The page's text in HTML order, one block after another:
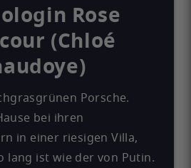
Rose
(Chloé
Porsche.
bei ihren
in einer riesigen Villa,
lang ist wie der von Putin.